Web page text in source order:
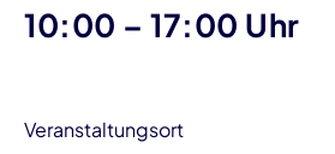
10:00 – bis
17:00 Uhr
Veranstaltungsort